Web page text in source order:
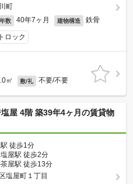
町
数 40年7ヶ月 建物構造 鉄骨
ロック
㎡ 敷/礼 不要/不要
屋 4階 築39年4ヶ月の賃貸物
徒歩1分
屋駅 徒歩2分
屋駅 徒歩13分
塩屋町１丁目